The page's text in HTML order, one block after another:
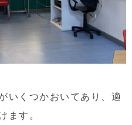
いくつかおいてあり、適
ます。